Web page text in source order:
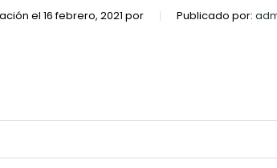
el 16 febrero, 2021 por Publicado por: